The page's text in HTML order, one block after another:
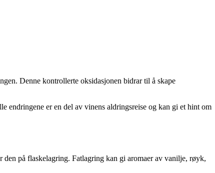
Denne kontrollerte oksidasjonen bidrar til å skape
endringene er en del av vinens aldringsreise og kan gi et hint om
på flaskelagring. Fatlagring kan gi aromaer av vanilje, røyk,